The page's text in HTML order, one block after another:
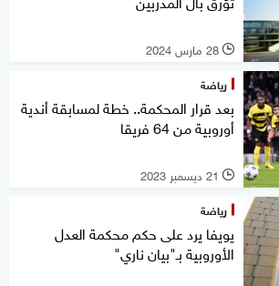
l 28 مارس 2024
رياضة
بعد قرار المحكمة.. خطة لمسابقة أندية
أوروبية من 64 فريقا
l 21 ديسمبر 2023
رياضة
يويفا يرد على حكم محكمة العدل
الأوروبية بـ"بيان ناري"